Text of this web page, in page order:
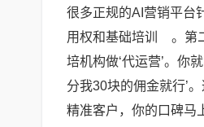
很多正规的AI营销平台
用权和基础培训
。第
培机构做‘代运营’。你
分我30块的佣金就行’
精准客户，你的口碑马